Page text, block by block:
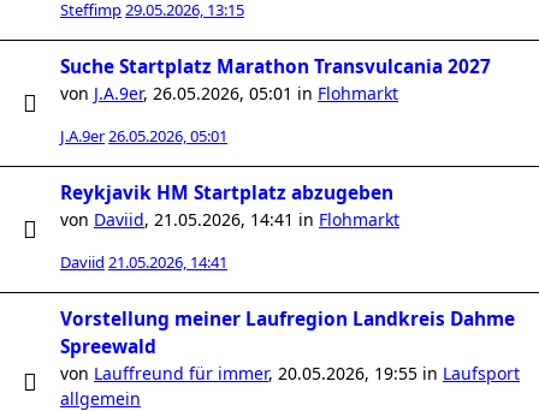
Steffimp29.05.2026, 13:15
Suche Startplatz Marathon Transvulcania 2027
von J.A.9er, 26.05.2026, 05:01 in Flohmarkt
J.A.9er26.05.2026, 05:01
Reykjavik HM Startplatz abzugeben
von Daviid, 21.05.2026, 14:41 in Flohmarkt
Daviid 21.05.2026, 14:41
Vorstellung meiner Laufregion Landkreis Dahme
Spreewald
von Lauffreund für immer, 20.05.2026, 19:55 in Laufsport
allgemein